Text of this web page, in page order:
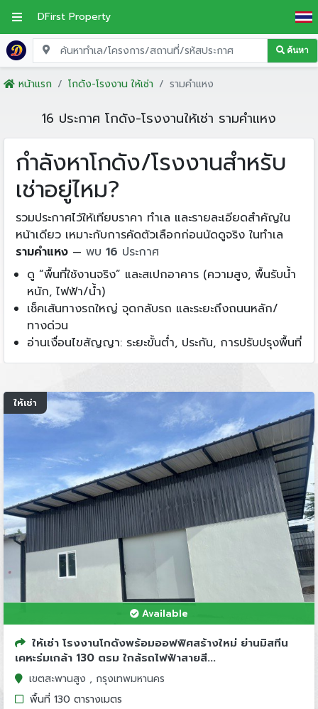
DFirst Property
ค้นหา
หน้าแรก โกดัง-โรงงาน ให้เช่า รามคำแหง
16 ประกาศ โกดัง-โรงงานให้เช่า รามคำแหง
กำลังหาโกดัง/โรงงานสำหรับ
เช่าอยู่ไหม?
รวมประกาศไว้ให้เทียบราคา ทำเล และรายละเอียดสำคัญใน
หน้าเดียว เหมาะกับการคัดตัวเลือกก่อนนัดดูจริง ในทำเล
รามคำแหง— พบ 16 ประกาศ
ดู “พื้นที่ใช้งานจริง” และสเปกอาคาร (ความสูง, พื้นรับน้ำ
หนัก, ไฟฟ้า/น้ำ)
เช็คเส้นทางรถใหญ่ จุดกลับรถ และระยะถึงถนนหลัก/
ทางด่วน
อ่านเงื่อนไขสัญญา: ระยะขั้นต่ำ, ประกัน, การปรับปรุงพื้นที่
ให้เช่า
Available
ให้เช่า โรงงานโกดังพร้อมออฟฟิศสร้างใหม่ ย่านมิสทีน
เคหะร่มเกล้า 130 ตรม ใกล้รถไฟฟ้าสายสี...
เขตสะพานสูง , กรุงเทพมหานคร
พื้นที่ 130 ตารางเมตร